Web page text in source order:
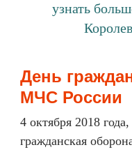
узнать
День
МЧС России
4 октября 2018
гражданская